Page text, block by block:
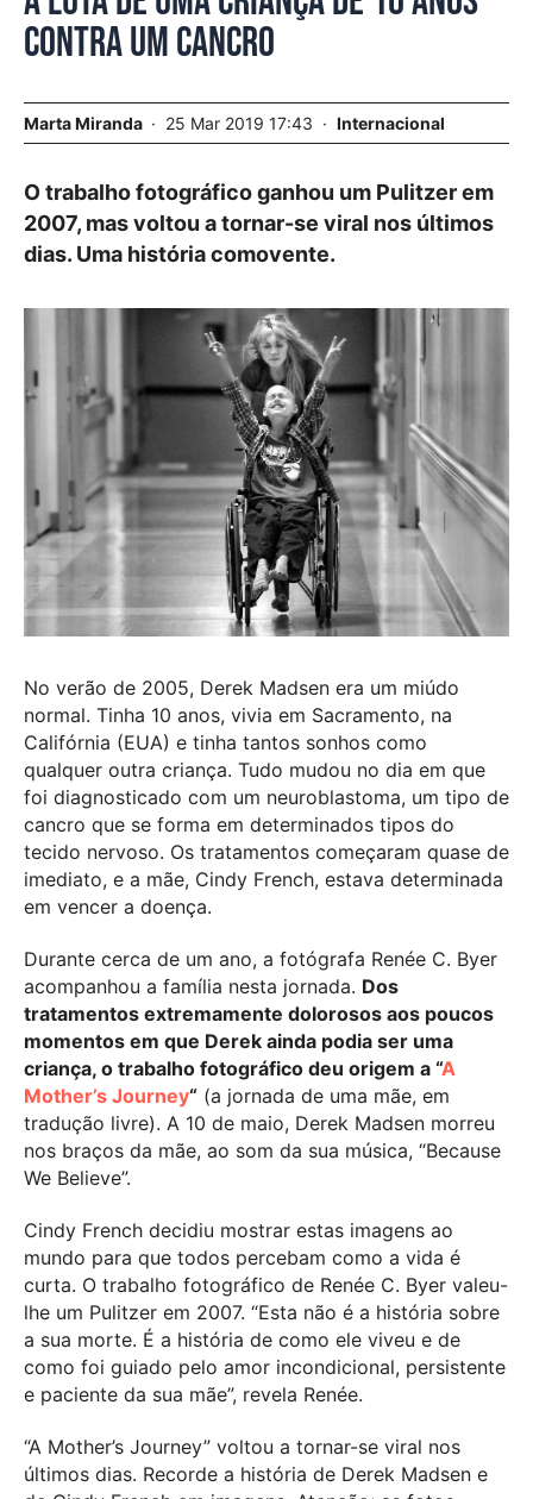
contra um cancro
Marta Miranda 25 Mar 2019 17:43 Internacional
O trabalho fotográfico ganhou um Pulitzer em
2007, mas voltou a tornar-se viral nos últimos
dias. Uma história comovente.
No verão de 2005, Derek Madsen era um miúdo
normal. Tinha 10 anos, vivia em Sacramento, na
Califórnia (EUA) e tinha tantos sonhos como
qualquer outra criança. Tudo mudou no dia em que
foi diagnosticado com um neuroblastoma, um tipo de
cancro que se forma em determinados tipos do
tecido nervoso. Os tratamentos começaram quase de
imediato, e a mãe, Cindy French, estava determinada
em vencer a doença.
Durante cerca de um ano, a fotógrafa Renée C. Byer
acompanhou a família nesta jornada. Dos
tratamentos extremamente dolorosos aos poucos
momentos em que Derek ainda podia ser uma
criança, o trabalho fotográfico deu origem a “A
Mother’s Journey“ (a jornada de uma mãe, em
tradução livre). A 10 de maio, Derek Madsen morreu
nos braços da mãe, ao som da sua música, “Because
We Believe”.
Cindy French decidiu mostrar estas imagens ao
mundo para que todos percebam como a vida é
curta. O trabalho fotográfico de Renée C. Byer valeu-
lhe um Pulitzer em 2007. “Esta não é a história sobre
a sua morte. É a história de como ele viveu e de
como foi guiado pelo amor incondicional, persistente
e paciente da sua mãe”, revela Renée.
“A Mother’s Journey” voltou a tornar-se viral nos
últimos dias. Recorde a história de Derek Madsen e